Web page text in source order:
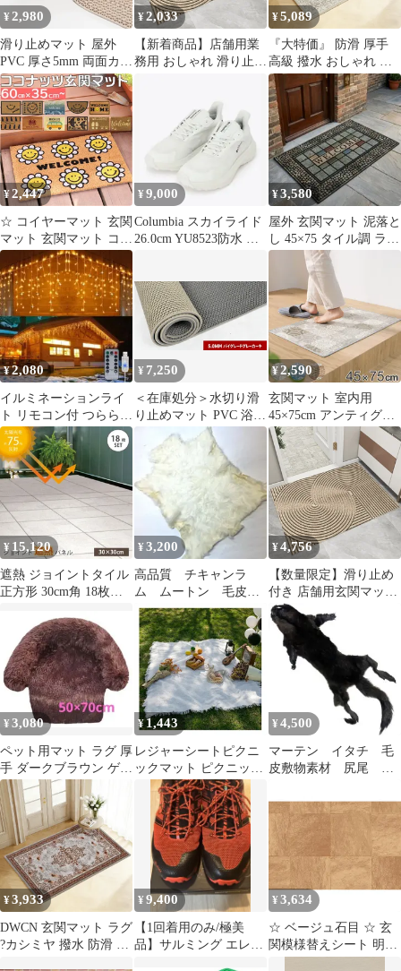
品
汚れ防止 防水性 耐久性
汚れに強い お掃除簡単
¥2,980
滑り止めマット 屋外
PVC 厚さ5mm 両面カラ
ー 風呂 浴槽内 浴室 ゴ
ム 耐久 廊下カーペット
プール ラグ 業務用 駐
車場 工業用 玄関 ベラ
ンダ 商業 キッチン 自
由カット ドア 転倒防止
シート グレー＋カーキ
1.2*1m
¥2,033
【新着商品】店舗用業
務用 おしゃれ 滑り止め
簡単 水や日差しに強く
砂落とし 45×75cm 泥
屋外 室内 カーキ 北欧
玄関マット
¥5,089
『大特価』 防滑 厚手
高級 撥水 おしゃれ モ
ダン 超極細カシミヤ イ
ンテリア 防音 ラグ 室
内 屋外 玄関マット 業
務用 家庭用 DWCN
(70×120cm ベージュプ
リント柄)
¥2,447
☆ コイヤーマット 玄関
マット 玄関マット コイ
ヤーマット ドアマット
屋外 玄関 マット 泥落
とし ココヤシ おしゃれ
かわいい 滑りにくい ベ
ランダ バルコニー お手
入れ 簡単 屋外用ドアマ
ット ラグ ファブリック
日用品雑貨 インテリア
¥9,000
Columbia スカイライド
26.0cm YU8523防水 ス
¥3,580
屋外 玄関マット 泥落と
し 45×75 タイル調 ラバ
ーマット ウェルカム 防
¥2,080
イルミネーションライ
ト リモコン付 つららラ
イト 200球 タイマー機
能 屋外
¥ 7,250
＜在庫処分＞水切り滑
り止めマット PVC 浴室
床マット 屋内屋外兼用
0.9*5m yo1
¥2,590
玄関マット 室内用
45×75cm アンティグオ
撥水加工 （ 玄関 マッ
ト 屋内 拭ける 室内 厚
さ5mm キッチン 撥水
防水 抗菌 防カビ 滑り
止め おしゃれ タイル調
汚れ 拭き取り インテリ
ア キッチンマット ）)
¥ 15,120
遮熱 ジョイントタイル
正方形 30cm角 18枚セ
ネ 防水 ベランダ 庭 遮
熱パネル ジョイントパ
ネル ガーデニング 床材
暑さ対策 SJT-30
¥3,200
高品質 チキャンラ
ム ムートン 毛皮敷
物 キャンプ ファー
チェア グランピング
¥4,756
【数量限定】滑り止め
付き 店舗用玄関マット
業務用玄関マット 玄関
外マット おしゃれ 風水
足拭きマット マット 玄
関 pvc 水洗い 80×120cm
お手入れ簡単 水や日差
しに強く 砂落とし 泥
カーキ 屋外 室内 北欧
玄関マット
¥ 3,080
ペット用マット ラグ 厚
手 ダークブラウン ゲー
ジ ベッド 50*70
¥1,443
レジャーシートピクニ
ックマット ピクニック
シート ピクニックラグ
布 無地 薄型 おしゃれ
北欧 INS写真 フリンジ
遠足 花見 持ち運び簡単
アウトドア (ホワイト
90*150CM)
¥ 4,500
マーテン イタチ 毛
皮敷物素材 尻尾 爪
ルファーマット 登山
¥3,933
DWCN 玄関マット ラグ
?カシミヤ 撥水 防滑 高
¥9,400
【1回着用のみ/極美
品】サルミング エレメ
¥ 3,634
☆ ベージュ石目 ☆ 玄
関模様替えシート 明和